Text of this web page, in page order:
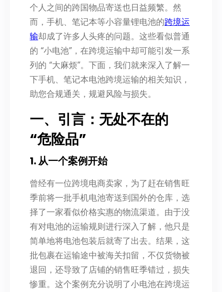
个人之间的跨国物品寄送也日益频繁。然
而，手机、笔记本等小容量锂电池的跨境运
输却成了许多人头疼的问题。这些看似普通
的 “小电池”，在跨境运输中却可能引发一系
列的 “大麻烦”。下面，我们就来深入了解一
下手机、笔记本电池跨境运输的相关知识，
助您合规通关，规避风险与损失。
一、引言：无处不在的
“危险品”
1. 从一个案例开始
曾经有一位跨境电商卖家，为了赶在销售旺
季前将一批手机电池寄送到国外的仓库，选
择了一家看似价格实惠的物流渠道。由于没
有对电池的运输规则进行深入了解，他只是
简单地将电池包装后就寄了出去。结果，这
批包裹在运输途中被海关扣留，不仅货物被
退回，还导致了店铺的销售旺季错过，损失
惨重。这个案例充分说明了小电池在跨境运